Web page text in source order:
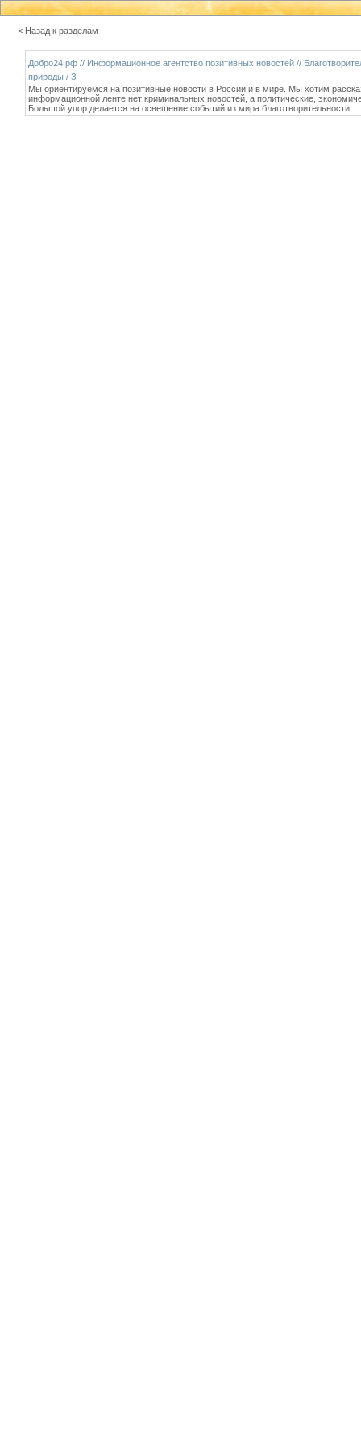
< Назад к разделам
Добро24.рф // Информационное агентство позитивных новостей //
природы / З
Мы ориентируемся на позитивные новости в России и в мире. Мы хотим
информационной ленте нет криминальных новостей, а политические,
Большой упор делается на освещение событий из мира благотворительности.